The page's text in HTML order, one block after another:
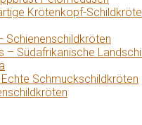
Krötenkopf-
Schienenschildkröten
– Südafrikanische
Schmuckschildkröten